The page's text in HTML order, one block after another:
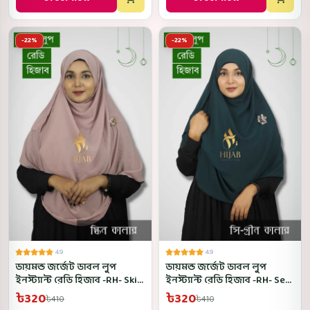
-22%
4.9
ডায়মন্ড জর্জেট ডাবল লুপ
ইনস্ট্যান্ট রেডি হিজাব -RH- Skin
Color
৳320৳410
-22%
4.9
ডায়মন্ড জর্জেট ডাবল লুপ
ইনস্ট্যান্ট রেডি হিজাব -RH- Sea
Green Color
৳320৳410